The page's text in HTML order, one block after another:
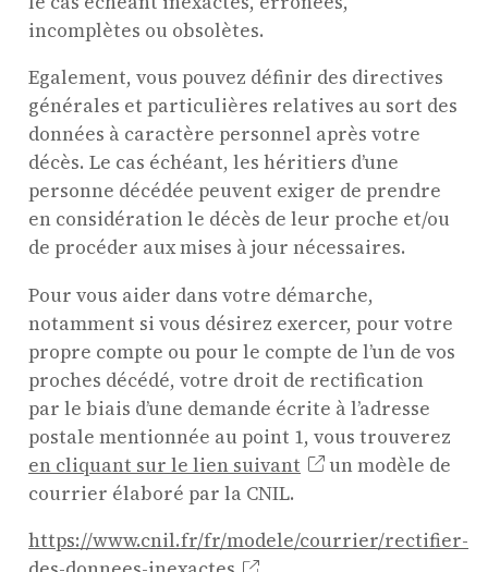
incomplètes ou obsolètes.
Egalement, vous pouvez définir des directives
générales et particulières relatives au sort des
données à caractère personnel après votre
décès. Le cas échéant, les héritiers d’une
personne décédée peuvent exiger de prendre
en considération le décès de leur proche et/ou
de procéder aux mises à jour nécessaires.
Pour vous aider dans votre démarche,
notamment si vous désirez exercer, pour votre
propre compte ou pour le compte de l’un de vos
proches décédé, votre droit de rectification
par le biais d’une demande écrite à l’adresse
postale mentionnée au point 1, vous trouverez
en cliquant sur le lien suivant
un modèle de
courrier élaboré par la CNIL.
https://www.cnil.fr/fr/modele/courrier/rectifier-